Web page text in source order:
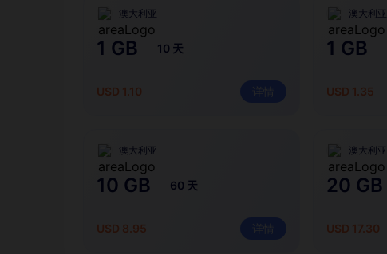
澳大利亚
1 GB 10 天
USD 1.10 详情
澳大利亚
1 GB
USD 1.35
澳大利亚
10 GB 60 天
USD 8.95 详情
澳大利亚
20 GB
USD 17.30